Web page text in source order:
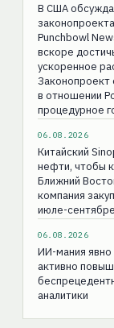
В США
Punchbowl
вскоре
ускоренное
Законопроект
в отношении
процедурное
06.08.2026
Китайский
нефти, чтобы
Ближний
компания
июле-сентябре
06.08.2026
ИИ-мания явно
активно
аналитики